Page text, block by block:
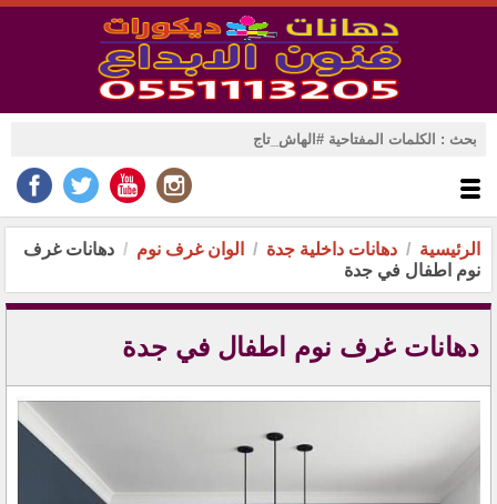
الرئيسية دهانات داخلية جدة الوان غرف نوم
دهانات غرف
نوم اطفال في جدة
دهانات غرف نوم اطفال في جدة